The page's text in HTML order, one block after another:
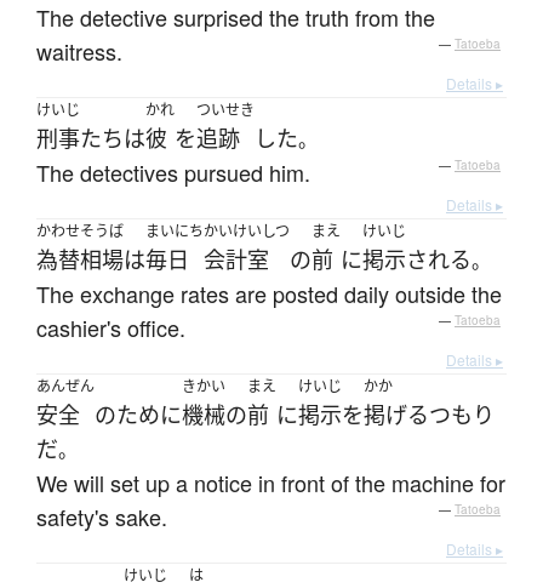
The detective surprised the truth from the
waitress.
— Tatoeba
Details ▸
けいじ
刑事たちは
かれ
彼 を
ついせき
追跡 した。
The detectives pursued him. — Tatoeba
Details ▸
かわせそうば
為替相場は
まいにち
毎日
かいけいしつ
会計室 の
まえ
前 に
けいじ
掲示される。
The exchange rates are posted daily outside the
cashier's office.
— Tatoeba
Details ▸
あんぜん
安全 のために
きかい
機械の
まえ
前 に
けいじ
掲示を
かか
掲げるつもり
だ。
We will set up a notice in front of the machine for
safety's sake.
— Tatoeba
Details ▸
けいじ は